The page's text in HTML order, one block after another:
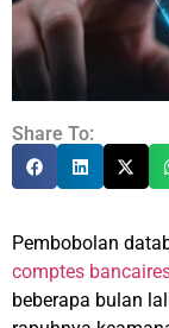
Share To:
Pembobolan
comptes
beberapa bulan